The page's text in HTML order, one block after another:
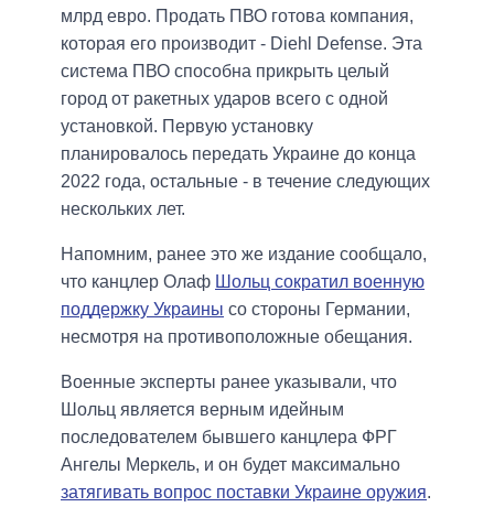
млрд евро. Продать ПВО готова компания,
которая его производит - Diehl Defense. Эта
система ПВО способна прикрыть целый
город от ракетных ударов всего с одной
установкой. Первую установку
планировалось передать Украине до конца
2022 года, остальные - в течение следующих
нескольких лет.
Напомним, ранее это же издание сообщало,
что канцлер Олаф Шольц сократил военную
поддержку Украины со стороны Германии,
несмотря на противоположные обещания.
Военные эксперты ранее указывали, что
Шольц является верным идейным
последователем бывшего канцлера ФРГ
Ангелы Меркель, и он будет максимально
затягивать вопрос поставки Украине оружия.